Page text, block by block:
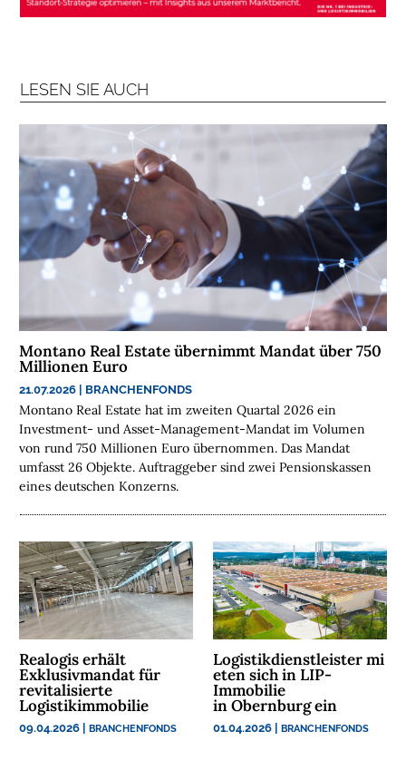
A
E
O
D
S
S
C
H
E
N
N
A
C
H
A
L
T
G
K
E
I
T
LESEN SIE AUCH
Montano Real Estate übernimmt Mandat über 750
Millionen Euro
21.07.2026 BRANCHENFONDS
Montano Real Estate hat im zweiten Quartal 2026 ein
Investment- und Asset-Management-Mandat im Volumen
von rund 750 Millionen Euro übernommen. Das Mandat
umfasst 26 Objekte. Auftraggeber sind zwei Pensionskassen
eines deutschen Konzerns.
Realogis erhält
Exklusivmandat für
revitalisierte
Logistikimmobilie
09.04.2026 |BRANCHENFONDS
Logistikdienstleister mi
eten sich in LIP-
Immobilie
in Obernburg ein
01.04.2026 |BRANCHENFONDS